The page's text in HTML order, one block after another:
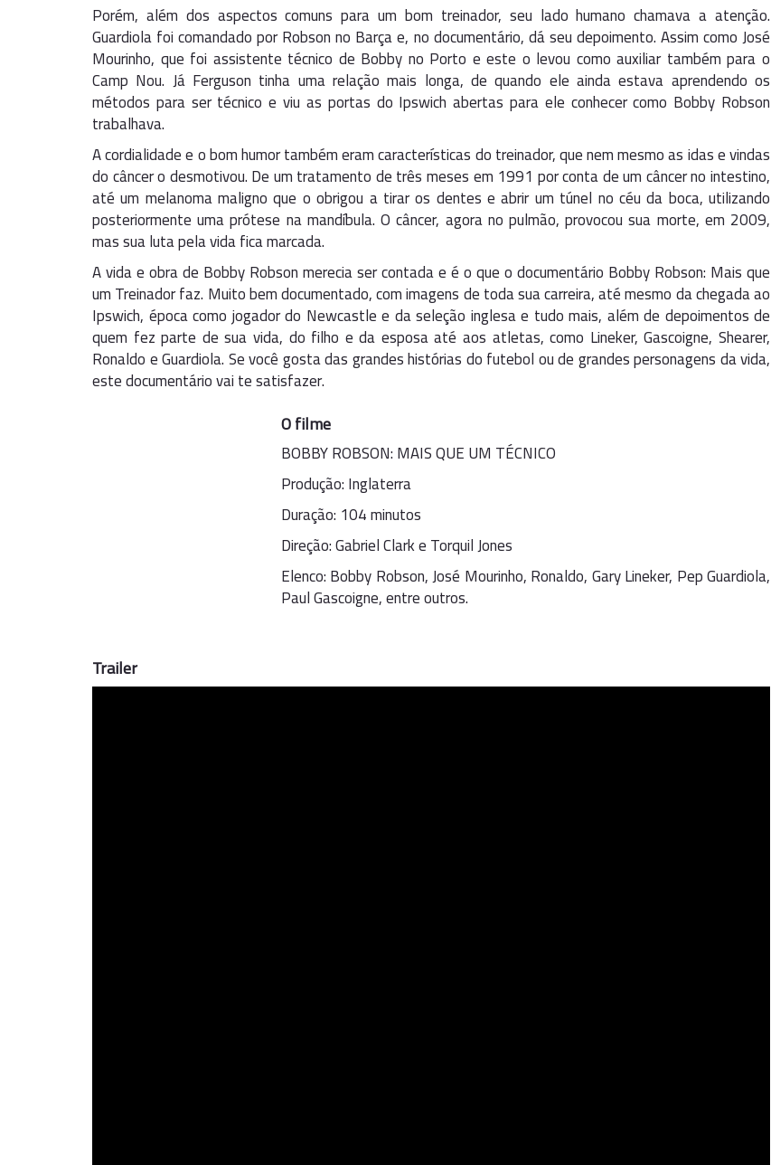
Porém, além dos aspectos comuns para um bom treinador, seu lado humano chamava a atenção.
Guardiola foi comandado por Robson no Barça e, no documentário, dá seu depoimento. Assim como José
Mourinho, que foi assistente técnico de Bobby no Porto e este o levou como auxiliar também para o
Camp Nou. Já Ferguson tinha uma relação mais longa, de quando ele ainda estava aprendendo os
métodos para ser técnico e viu as portas do Ipswich abertas para ele conhecer como Bobby Robson
trabalhava.
A cordialidade e o bom humor também eram características do treinador, que nem mesmo as idas e vindas
do câncer o desmotivou. De um tratamento de três meses em 1991 por conta de um câncer no intestino,
até um melanoma maligno que o obrigou a tirar os dentes e abrir um túnel no céu da boca, utilizando
posteriormente uma prótese na mandíbula. O câncer, agora no pulmão, provocou sua morte, em 2009,
mas sua luta pela vida fica marcada.
A vida e obra de Bobby Robson merecia ser contada e é o que o documentário Bobby Robson: Mais que
um Treinador faz. Muito bem documentado, com imagens de toda sua carreira, até mesmo da chegada ao
Ipswich, época como jogador do Newcastle e da seleção inglesa e tudo mais, além de depoimentos de
quem fez parte de sua vida, do filho e da esposa até aos atletas, como Lineker, Gascoigne, Shearer,
Ronaldo e Guardiola. Se você gosta das grandes histórias do futebol ou de grandes personagens da vida,
este documentário vai te satisfazer.
O filme
BOBBY ROBSON: MAIS QUE UM TÉCNICO
Produção: Inglaterra
Duração: 104 minutos
Direção: Gabriel Clark e Torquil Jones
Elenco: Bobby Robson, José Mourinho, Ronaldo, Gary Lineker, Pep Guardiola,
Paul Gascoigne, entre outros.
Trailer